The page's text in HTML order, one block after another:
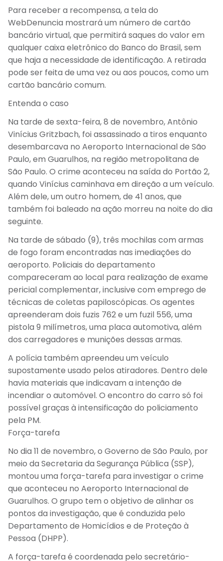
Para receber a recompensa, a tela do
WebDenuncia mostrará um número de cartão
bancário virtual, que permitirá saques do valor em
qualquer caixa eletrônico do Banco do Brasil, sem
que haja a necessidade de identificação. A retirada
pode ser feita de uma vez ou aos poucos, como um
cartão bancário comum.
Entenda o caso
Na tarde de sexta-feira, 8 de novembro, Antônio
Vinícius Gritzbach, foi assassinado a tiros enquanto
desembarcava no Aeroporto Internacional de São
Paulo, em Guarulhos, na região metropolitana de
São Paulo. O crime aconteceu na saída do Portão 2,
quando Vinícius caminhava em direção a um veículo.
Além dele, um outro homem, de 41 anos, que
também foi baleado na ação morreu na noite do dia
seguinte.
Na tarde de sábado (9), três mochilas com armas
de fogo foram encontradas nas imediações do
aeroporto. Policiais do departamento
compareceram ao local para realização de exame
pericial complementar, inclusive com emprego de
técnicas de coletas papiloscópicas. Os agentes
apreenderam dois fuzis 762 e um fuzil 556, uma
pistola 9 milímetros, uma placa automotiva, além
dos carregadores e munições dessas armas.
A polícia também apreendeu um veículo
supostamente usado pelos atiradores. Dentro dele
havia materiais que indicavam a intenção de
incendiar o automóvel. O encontro do carro só foi
possível graças à intensificação do policiamento
pela PM.
Força-tarefa
No dia 11 de novembro, o Governo de São Paulo, por
meio da Secretaria da Segurança Pública (SSP),
montou uma força-tarefa para investigar o crime
que aconteceu no Aeroporto Internacional de
Guarulhos. O grupo tem o objetivo de alinhar os
pontos da investigação, que é conduzida pelo
Departamento de Homicídios e de Proteção à
Pessoa (DHPP).
A força-tarefa é coordenada pelo secretário-